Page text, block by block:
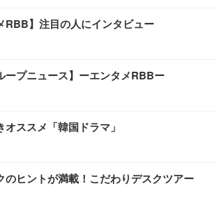
RBB】注目の人にインタビュー
ープニュース】ーエンタメRBBー
オススメ「韓国ドラマ」
のヒントが満載！こだわりデスクツアー